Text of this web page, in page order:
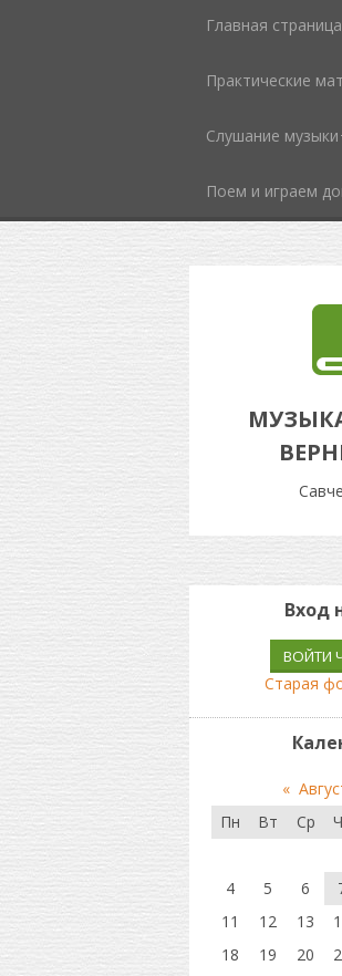
Главная страница
Практические
Слушание музыки
Поем и играем
Вход
ВОЙТИ
Старая
«
Пн
Вт Ср
4
5 6
11
12 13
18
19 20